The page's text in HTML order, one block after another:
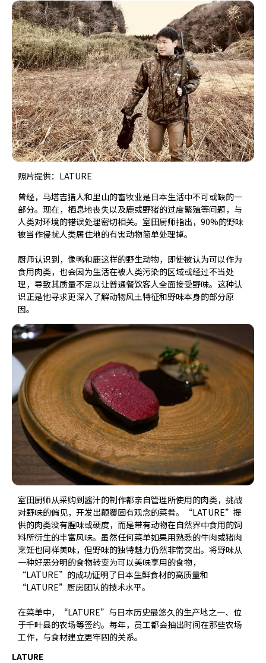
照片提供：LATURE
曾经，马塔吉猎人和里山的畜牧业是日本生活中不可或缺的一
部分。现在，栖息地丧失以及鹿或野猪的过度繁殖等问题，与
人类对环境的错误处理密切相关。室田厨师指出，90%的野味
被当作侵扰人类居住地的有害动物简单处理掉。
厨师认识到，像鸭和鹿这样的野生动物，即使被认为可以作为
食用肉类，也会因为生活在被人类污染的区域或经过不当处
理，导致其质量不足以让普通餐饮客人全面接受野味。这种认
识正是他寻求更深入了解动物风土特征和野味本身的部分原
因。
室田厨师从采购到酱汁的制作都亲自管理所使用的肉类，挑战
对野味的偏见，开发出颠覆固有观念的菜肴。“LATURE”提
供的肉类没有腥味或硬度，而是带有动物在自然界中食用的饲
料所衍生的丰富风味。虽然任何菜单如果用熟悉的牛肉或猪肉
烹饪也同样美味，但野味的独特魅力仍然非常突出。将野味从
一种好恶分明的食物转变为可以美味享用的食物，
“LATURE”的成功证明了日本生鲜食材的高质量和
“LATURE”厨房团队的技术水平。
在菜单中，“LATURE”与日本历史最悠久的生产地之一、位
于千叶县的农场等签约。每年，员工都会抽出时间在那些农场
工作，与食材建立更牢固的关系。
LATURE